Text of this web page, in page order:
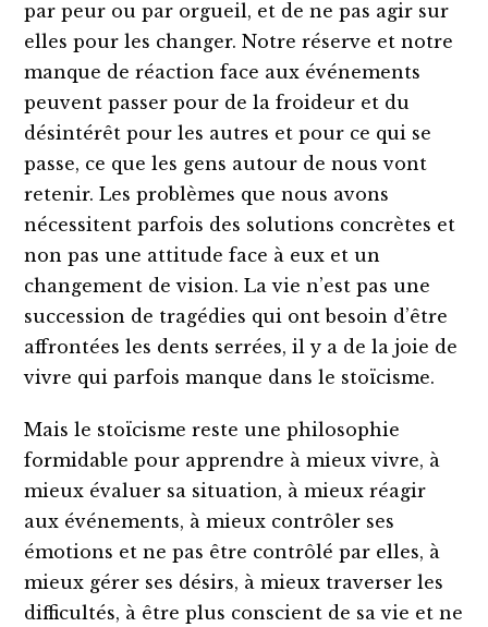
par peur ou par orgueil, et de ne pas agir sur
elles pour les changer. Notre réserve et notre
manque de réaction face aux événements
peuvent passer pour de la froideur et du
désintérêt pour les autres et pour ce qui se
passe, ce que les gens autour de nous vont
retenir. Les problèmes que nous avons
nécessitent parfois des solutions concrètes et
non pas une attitude face à eux et un
changement de vision. La vie n’est pas une
succession de tragédies qui ont besoin d’être
affrontées les dents serrées, il y a de la joie de
vivre qui parfois manque dans le stoïcisme.
Mais le stoïcisme reste une philosophie
formidable pour apprendre à mieux vivre, à
mieux évaluer sa situation, à mieux réagir
aux événements, à mieux contrôler ses
émotions et ne pas être contrôlé par elles, à
mieux gérer ses désirs, à mieux traverser les
difficultés, à être plus conscient de sa vie et ne